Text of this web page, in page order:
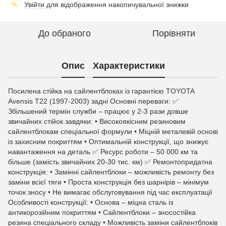
% Увійти для відображення накопичувальної знижки
До обраного Порівняти
Опис Характеристики
Посилена стійка на сайлентблоках із гарантією TOYOTA
Avensis T22 (1997-2003) задні Основні переваги: ✅
Збільшений термін служби – працює у 2-3 рази довше
звичайних стійок завдяки: • Високоякісним резиновим
сайлентблокам спеціальної формули • Міцній металевій основі
із захисним покриттям • Оптимальній конструкції, що знижує
навантаження на деталь ✅ Ресурс роботи – 50 000 км та
більше (замість звичайних 20-30 тис. км) ✅ Ремонтопридатна
конструкція: • Замінні сайлентблоки – можливість ремонту без
заміни всієї тяги • Проста конструкція без шарнірів – мінімум
точок зносу • Не вимагає обслуговування під час експлуатації
Особливості конструкції: • Основа – міцна сталь із
антикорозійним покриттям • Сайлентблоки – зносостійка
резина спеціального складу • Можливість заміни сайлентблоків